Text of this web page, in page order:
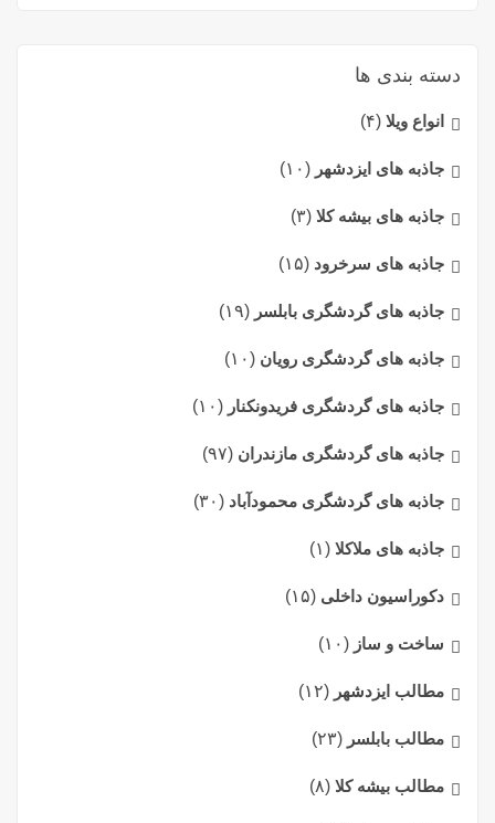
دسته بندی ها
انواع ویلا (۴)
جاذبه های ایزدشهر (۱۰)
جاذبه های بیشه کلا (۳)
جاذبه های سرخرود (۱۵)
جاذبه های گردشگری بابلسر (۱۹)
جاذبه های گردشگری رویان (۱۰)
جاذبه های گردشگری فریدونکنار (۱۰)
جاذبه های گردشگری مازندران (۹۷)
جاذبه های گردشگری محمودآباد (۳۰)
جاذبه های ملاکلا (۱)
دکوراسیون داخلی (۱۵)
ساخت و ساز (۱۰)
مطالب ایزدشهر (۱۲)
مطالب بابلسر (۲۳)
مطالب بیشه کلا (۸)